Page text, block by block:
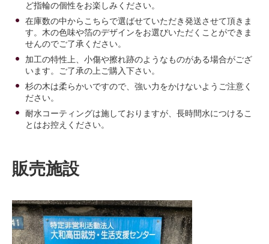
ど指輪の個性をお楽しみください。
在庫数の中からこちらで選ばせていただき発送させて頂きま
す。木の色味や箔のデザインをお選びいただくことができま
せんのでご了承ください。
加工の特性上、小傷や擦れ跡のようなものがある場合がござ
います。ご了承の上ご購入下さい。
杉の木は柔らかいですので、強い力をかけないようご注意く
ださい。
耐水コーティングは施しておりますが、長時間水につけるこ
とはお控えください。
販売施設